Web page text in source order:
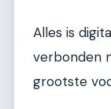
Alles is
verbonden
grootste